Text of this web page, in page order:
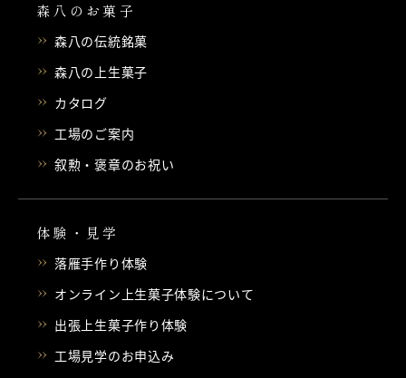
森八のお菓子
森八の伝統銘菓
森八の上生菓子
カタログ
工場のご案内
叙勲・褒章のお祝い
体験・見学
落雁手作り体験
オンライン上生菓子体験について
出張上生菓子作り体験
工場見学のお申込み